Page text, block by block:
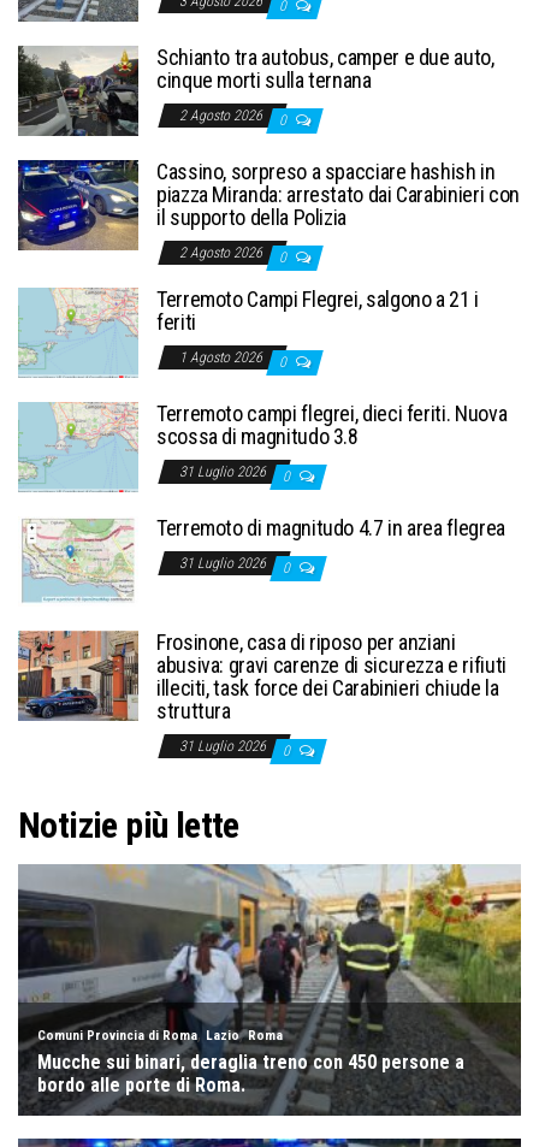
0
Schianto tra autobus, camper e due auto,
cinque morti sulla ternana
2 Agosto 2026 0
Cassino, sorpreso a spacciare hashish in
piazza Miranda: arrestato dai Carabinieri con
il supporto della Polizia
2 Agosto 2026 0
Terremoto Campi Flegrei, salgono a 21 i
feriti
1 Agosto 2026 0
Terremoto campi flegrei, dieci feriti. Nuova
scossa di magnitudo 3.8
31 Luglio 2026 0
Terremoto di magnitudo 4.7 in area flegrea
31 Luglio 2026 0
Frosinone, casa di riposo per anziani
abusiva: gravi carenze di sicurezza e rifiuti
illeciti, task force dei Carabinieri chiude la
struttura
31 Luglio 2026 0
Notizie più lette